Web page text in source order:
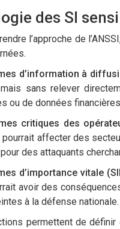
des SI
l’approche de
d’information à
sans relever
ou de données
critiques des
affecter des
des attaquants
d’importance vitale
avoir des
à la défense nationale.
permettent de